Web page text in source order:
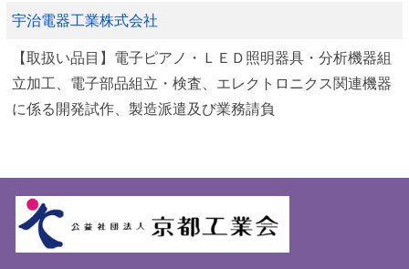
宇治電器工業株式会社
【取扱い品目】電子ピアノ・ＬＥＤ照明器具・分析機器組
立加工、電子部品組立・検査、エレクトロニクス関連機器
に係る開発試作、製造派遣及び業務請負